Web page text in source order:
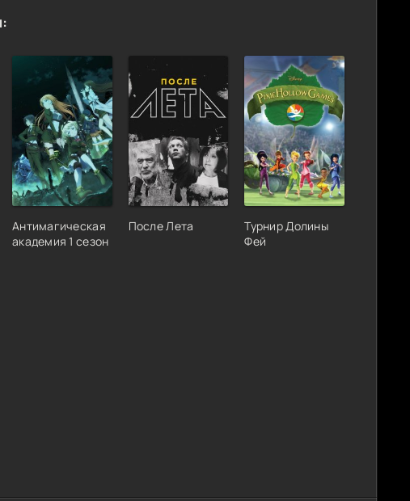
Антимагическая
академия 1 сезон
После Лета
Турнир Долины
Фей